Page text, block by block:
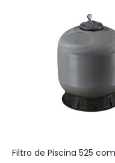
Filtro de Piscina 525